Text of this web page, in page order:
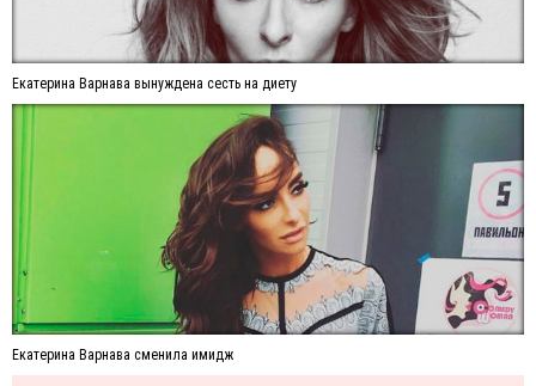
Екатерина Варнава вынуждена сесть на диету
Екатерина Варнава сменила имидж